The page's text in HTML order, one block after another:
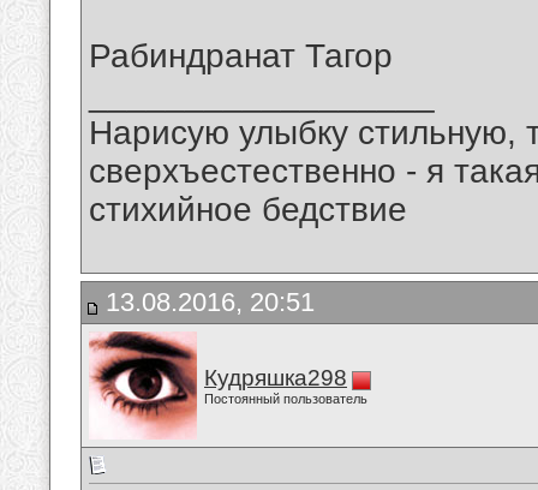
Рабиндранат Тагор
Нарисую улыбку стильную,
сверхъестественно - я
стихийное бедствие
13.08.2016, 20:51
Кудряшка298
Постоянный пользователь